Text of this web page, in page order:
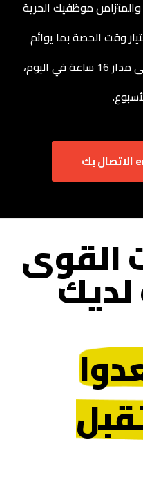
والمتزامن موظفيك الحرية
وقت الحصة بما يوائم
جداولهم، حيث أننا نوفر حصصًا على مدار 16 ساعة في اليوم،
القوى
لديك